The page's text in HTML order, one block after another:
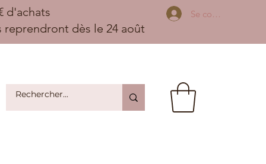
d'achats
dès le 24 août
Se connecter